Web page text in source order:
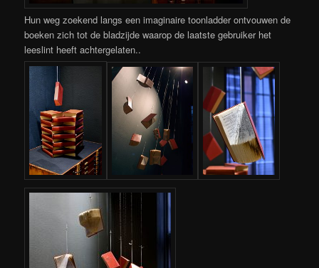
Hun weg zoekend langs een imaginaire toonladder ontvouwen de
boeken zich tot de bladzijde waarop de laatste gebruiker het
leeslint heeft achtergelaten..